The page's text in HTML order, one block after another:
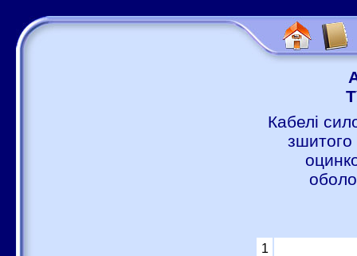
Кабелі
зшитого
1